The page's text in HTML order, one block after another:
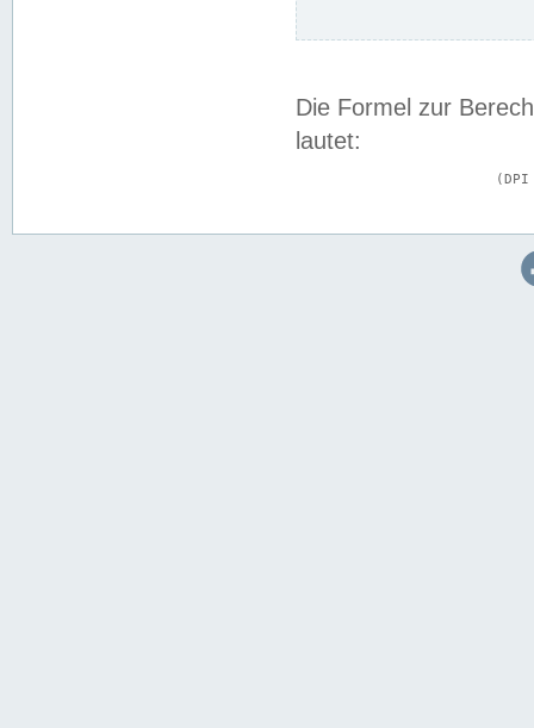
Die Formel zur
lautet: